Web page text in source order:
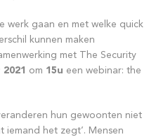
werk gaan en met welke quick
kunnen maken
met The Security
om 15u een webinar: the
hun gewoonten niet
iemand het zegt’. Mensen